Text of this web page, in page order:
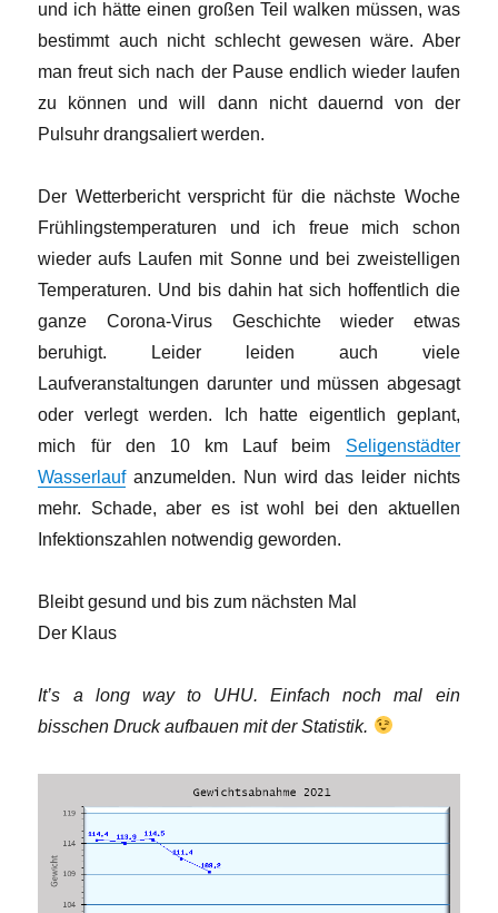
und ich hätte einen großen Teil walken müssen, was
bestimmt auch nicht schlecht gewesen wäre. Aber
man freut sich nach der Pause endlich wieder laufen
zu können und will dann nicht dauernd von der
Pulsuhr drangsaliert werden.
Der Wetterbericht verspricht für die nächste Woche
Frühlingstemperaturen und ich freue mich schon
wieder aufs Laufen mit Sonne und bei zweistelligen
Temperaturen. Und bis dahin hat sich hoffentlich die
ganze Corona-Virus Geschichte wieder etwas
beruhigt. Leider leiden auch viele
Laufveranstaltungen darunter und müssen abgesagt
oder verlegt werden. Ich hatte eigentlich geplant,
mich für den 10 km Lauf beim Seligenstädter
Wasserlaufanzumelden. Nun wird das leider nichts
mehr. Schade, aber es ist wohl bei den aktuellen
Infektionszahlen notwendig geworden.
Bleibt gesund und bis zum nächsten Mal
Der Klaus
It’s a long way to UHU. Einfach noch mal ein
bisschen Druck aufbauen mit der Statistik.